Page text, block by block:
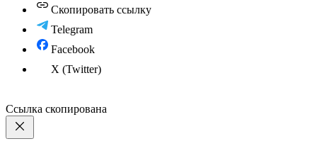
Скопировать ссылку
Telegram
Facebook
X (Twitter)
Ссылка скопирована